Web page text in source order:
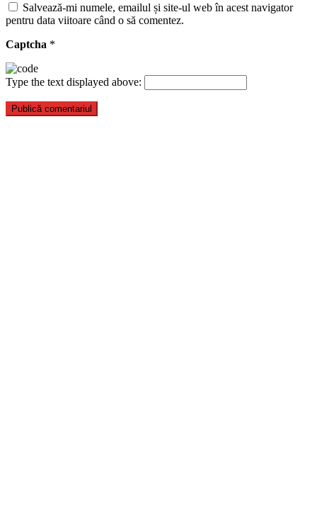
Salvează-mi numele, emailul și site-ul web în acest navigator
pentru data viitoare când o să comentez.
Captcha *
Type the text displayed above: